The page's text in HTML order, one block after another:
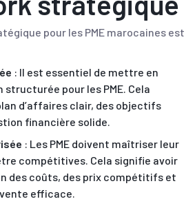
pour les PME marocaines est
: Il est essentiel de mettre en
structurée pour les PME. Cela
d’affaires clair, des objectifs
financière solide.
: Les PME doivent maîtriser leur
compétitives. Cela signifie avoir
des coûts, des prix compétitifs et
efficace.